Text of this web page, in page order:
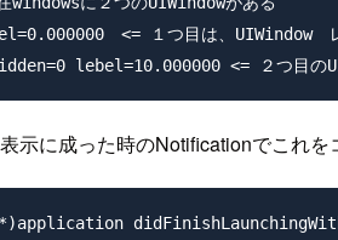
　<= １つ目は、UIWindow　
示に成った時のNotificationでこれを